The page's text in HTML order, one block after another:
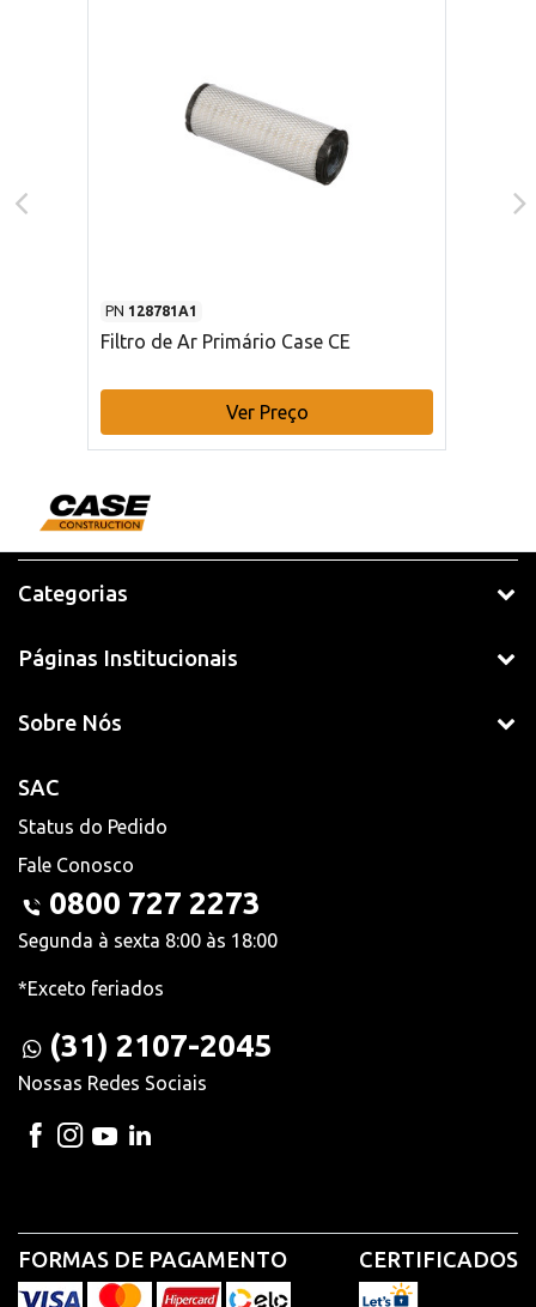
PN 128781A1
Filtro de Ar Primário Case CE
Ver Preço
Categorias
Páginas Institucionais
Sobre Nós
SAC
Status do Pedido
Fale Conosco
0800 727 2273
Segunda à sexta 8:00 às 18:00
*Exceto feriados
(31) 2107-2045
Nossas Redes Sociais
FORMAS DE PAGAMENTO CERTIFICADOS